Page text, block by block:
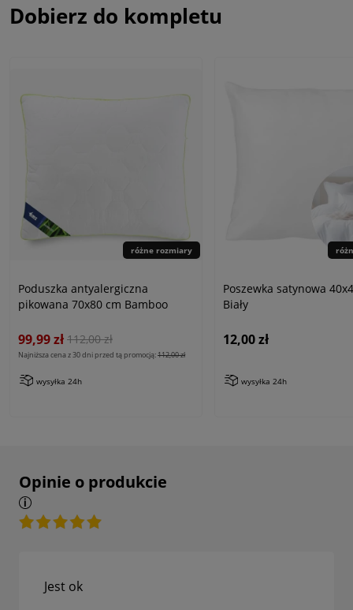
Dobierz do kompletu
różne rozmiary
Poduszka antyalergiczna
pikowana 70x80 cm Bamboo
99,99 zł 112,00 zł
Najniższa cena z 30 dni przed tą promocją:112,00 zł
wysyłka 24h
Poszewka satynowa
Biały
12,00 zł
wysyłka 24h
Opinie o produkcie
Jest ok